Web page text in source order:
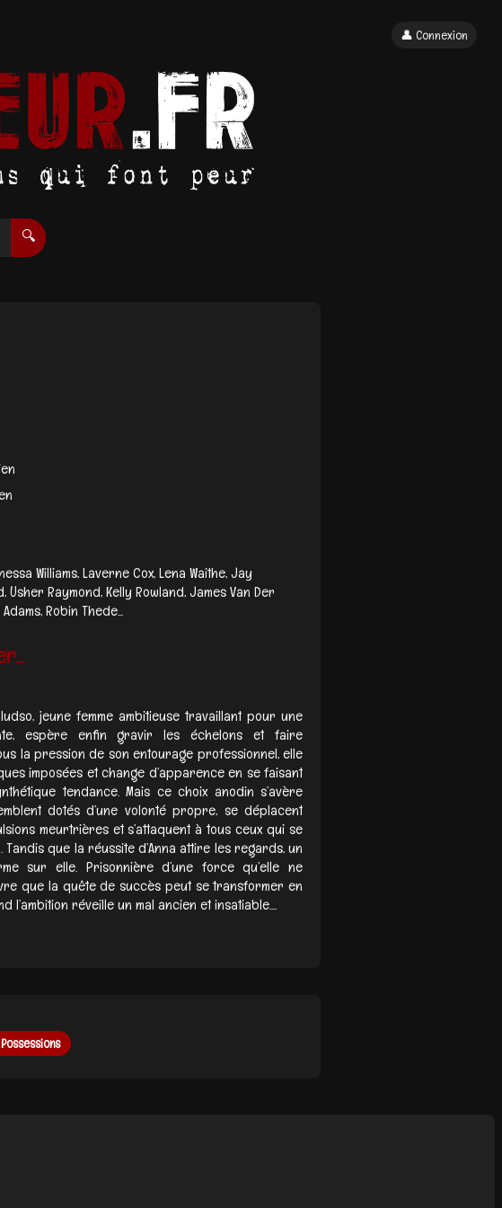
🔍
👤 Connexion
Williams, Laverne Cox, Lena Waithe, Jay
Raymond, Kelly Rowland, James Van Der
Robin Thede...
jeune femme ambitieuse travaillant pour une
espère enfin gravir les échelons et faire
la pression de son entourage professionnel, elle
imposées et change d’apparence en se faisant
tendance. Mais ce choix anodin s’avère
dotés d’une volonté propre, se déplacent
meurtrières et s’attaquent à tous ceux qui se
que la réussite d’Anna attire les regards, un
sur elle. Prisonnière d’une force qu’elle ne
que la quête de succès peut se transformer en
l’ambition réveille un mal ancien et insatiable....
Possessions